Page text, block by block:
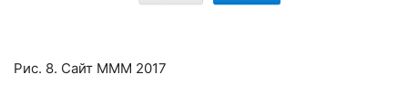
Рис. 8. Сайт МММ 2017